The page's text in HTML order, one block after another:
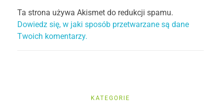
Ta strona używa Akismet do redukcji spamu.
Dowiedz się, w jaki sposób przetwarzane są dane
Twoich komentarzy.
KATEGORIE